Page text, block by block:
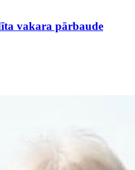
vakara pārbaude